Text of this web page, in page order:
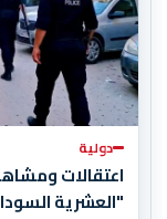
دولية
اعتقالات
"العشرية